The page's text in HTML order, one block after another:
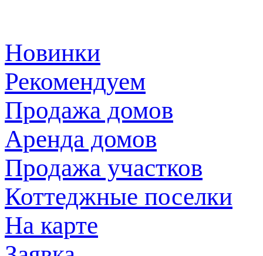
Новинки
Рекомендуем
Продажа домов
Аренда домов
Продажа участков
Коттеджные поселки
На карте